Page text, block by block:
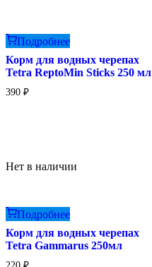
Подробнее
Корм для водных черепах
Tetra ReptoMin Sticks 250 мл
390 ₽
Нет в наличии
Подробнее
Корм для водных черепах
Tetra Gammarus 250мл